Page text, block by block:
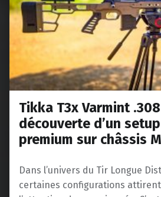
Tikka T3x Varmint
découverte d’un
premium sur châssis
Dans l’univers du Tir Longue
certaines configurations